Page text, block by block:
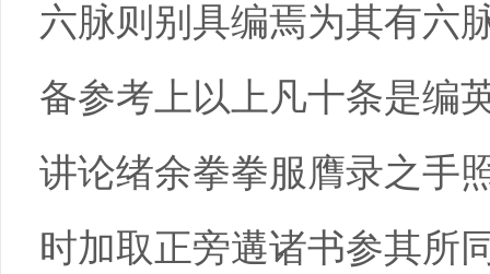
六脉则别具编焉为其有六
备参考上以上凡十条是编
讲论绪余拳拳服膺录之手
时加取正旁遘诸书参其所